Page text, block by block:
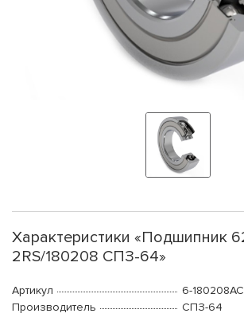
Характеристики «Подшипник
2RS/180208 СПЗ-64»
Артикул
6-
Производитель
СПЗ-64